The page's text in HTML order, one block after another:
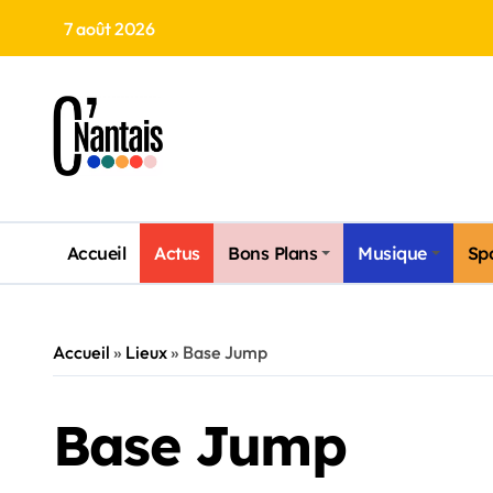
content
7 août 2026
Accueil Actus Bons Plans Musique
Accueil » Lieux» Base Jump
Base Jump